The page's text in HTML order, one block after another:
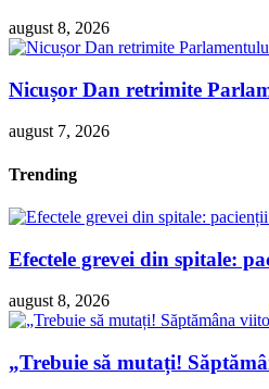
august 8, 2026
Nicușor Dan retrimite
august 7, 2026
Trending
Efectele grevei din spitale:
august 8, 2026
„Trebuie să mutați!